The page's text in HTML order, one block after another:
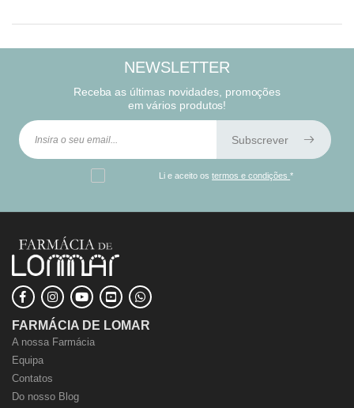
NEWSLETTER
Receba as últimas novidades, promoções
em vários produtos!
Subscrever
Li e aceito ostermos e condições*
FARMÁCIA DE LOMAR
A nossa Farmácia
Equipa
Contatos
Do nosso Blog